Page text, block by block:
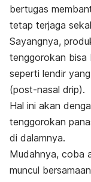
bertugas
tetap terjaga
Sayangnya,
tenggorokan bisa
seperti lendir
(post-nasal drip).
Hal ini akan
tenggorokan
di dalamnya.
Mudahnya, coba
muncul